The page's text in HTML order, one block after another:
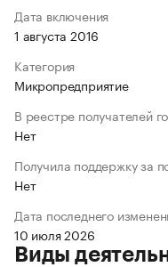
Дата включения
1 августа 2016
Категория
Микропредприятие
В реестре получателей
Нет
Получила поддержку за
Нет
Дата последнего
10 июля 2026
Виды